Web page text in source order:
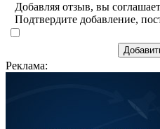
Добавляя отзыв, вы
Подтвердите добавление,
Реклама: